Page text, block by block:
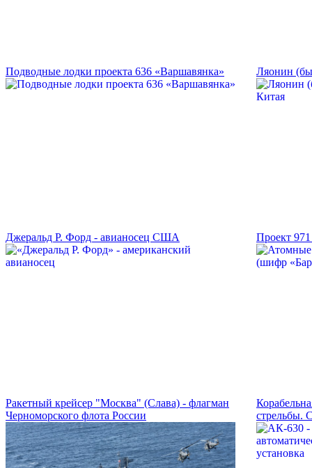
Подводные лодки проекта 636 «Варшавянка» Ляонин
Джеральд Р. Форд - авианосец США Проект
Ракетный крейсер "Москва" (Слава) - флагман
Черноморского флота России
стрельбы.